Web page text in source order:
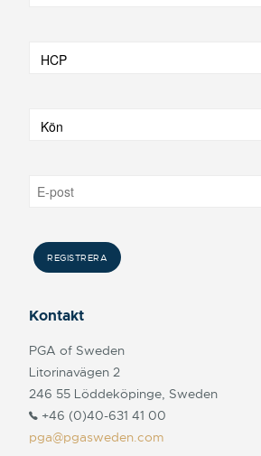
Kontakt
PGA of Sweden
Litorinavägen 2
246 55 Löddeköpinge, Sweden
+46 (0)40-631 41 00
pga@pgasweden.com